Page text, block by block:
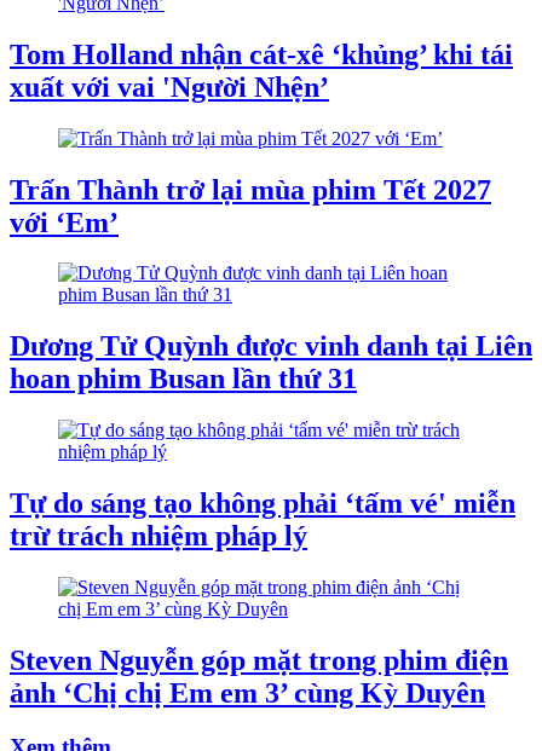
Tom Holland nhận cát-xê ‘khủng’ khi tái
xuất với vai 'Người Nhện’
Trấn Thành trở lại mùa phim Tết 2027
với ‘Em’
Dương Tử Quỳnh được vinh danh tại Liên
hoan phim Busan lần thứ 31
Tự do sáng tạo không phải ‘tấm vé' miễn
trừ trách nhiệm pháp lý
Steven Nguyễn góp mặt trong phim điện
ảnh ‘Chị chị Em em 3’ cùng Kỳ Duyên